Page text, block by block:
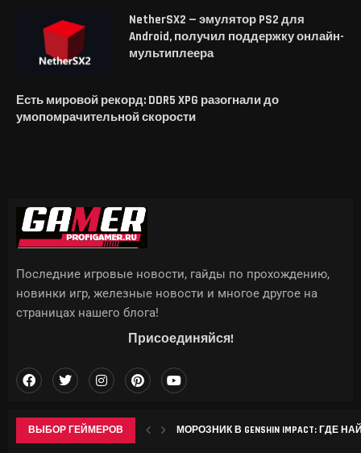
NetherSX2 — эмулятор PS2 для
Android, получил поддержку онлайн-
мультиплеера
Есть мировой рекорд: DDR5 XPG разогнали до
умопомрачительной скорости
ВЫБОР ГЕЙМЕРОВ МОРОЗНИК В GENSHIN IMPACT: ГДЕ
Последние игровые новости, гайды по прохождению,
новинки игр, железные новости и многое другое на
страницах нашего блога!
Присоединяйся!